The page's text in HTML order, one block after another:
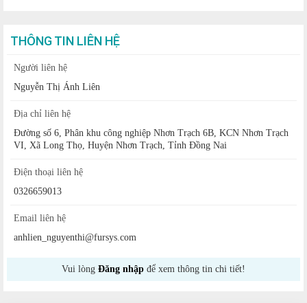
THÔNG TIN LIÊN HỆ
Người liên hệ
Nguyễn Thị Ánh Liên
Địa chỉ liên hệ
Đường số 6, Phân khu công nghiệp Nhơn Trạch 6B, KCN Nhơn Trạch
VI, Xã Long Thọ, Huyện Nhơn Trạch, Tỉnh Đồng Nai
Điện thoại liên hệ
0326659013
Email liên hệ
anhlien_nguyenthi@fursys.com
Vui lòng Đăng nhập để xem thông tin chi tiết!